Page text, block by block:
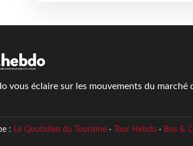
vous éclaire sur les mouvements du
: Le Quotidien du Tourisme· Tour Hebdo· Bus &